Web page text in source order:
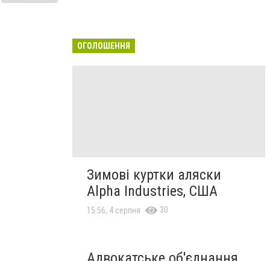
ОГОЛОШЕННЯ
Зимові куртки аляски
Alpha Industries, США
15:56, 4 серпня 30